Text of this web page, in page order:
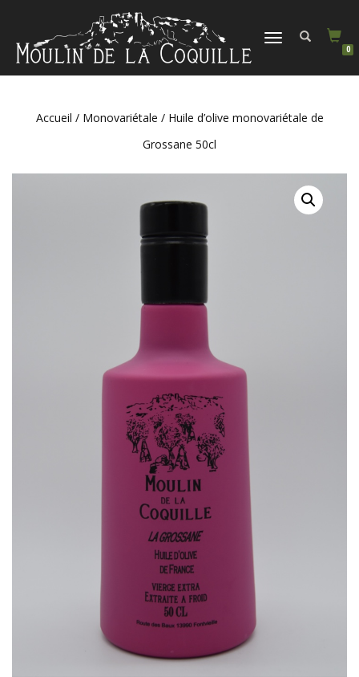
DÉPLIER
0
Accueil / Monovariétale / Huile d’olive monovariétale de
Grossane 50cl